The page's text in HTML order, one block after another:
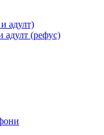
адулт)
адулт (рефус)